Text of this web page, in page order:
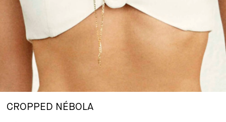
CROPPED NÉBOLA